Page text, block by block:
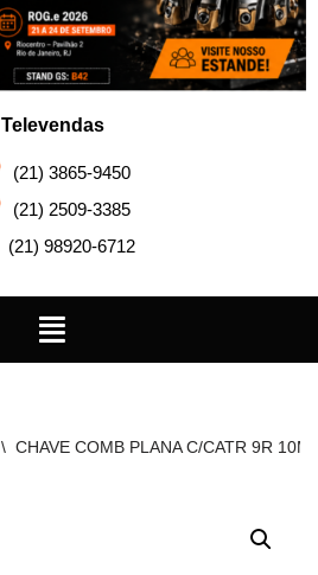
Televendas
(21) 3865-9450
(21) 2509-3385
(21) 98920-6712
\ CHAVE COMB PLANA C/CATR 9R